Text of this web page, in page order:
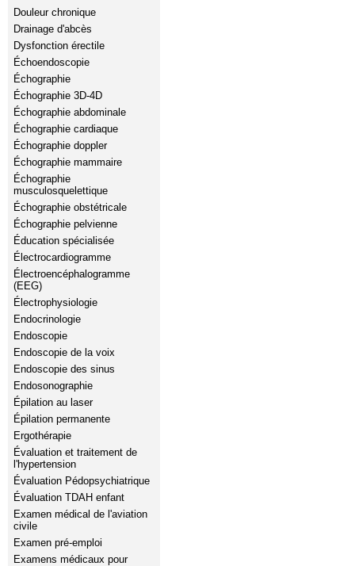
Douleur chronique
Drainage d'abcès
Dysfonction érectile
Échoendoscopie
Échographie
Échographie 3D-4D
Échographie abdominale
Échographie cardiaque
Échographie doppler
Échographie mammaire
Échographie
musculosquelettique
Échographie obstétricale
Échographie pelvienne
Éducation spécialisée
Électrocardiogramme
Électroencéphalogramme
(EEG)
Électrophysiologie
Endocrinologie
Endoscopie
Endoscopie de la voix
Endoscopie des sinus
Endosonographie
Épilation au laser
Épilation permanente
Ergothérapie
Évaluation et traitement de
l'hypertension
Évaluation Pédopsychiatrique
Évaluation TDAH enfant
Examen médical de l'aviation
civile
Examen pré-emploi
Examens médicaux pour